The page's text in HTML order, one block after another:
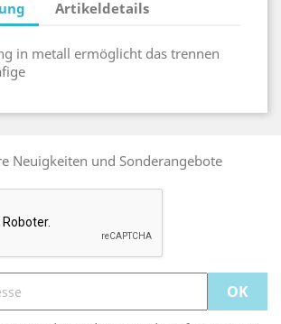
Artikeldetails
in metall ermöglicht das trennen
Neuigkeiten und Sonderangebote